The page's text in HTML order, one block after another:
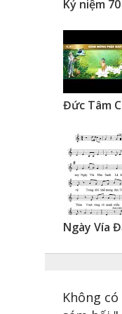
Kỷ niệm
Đức Tâm
Ngày Vía
Không